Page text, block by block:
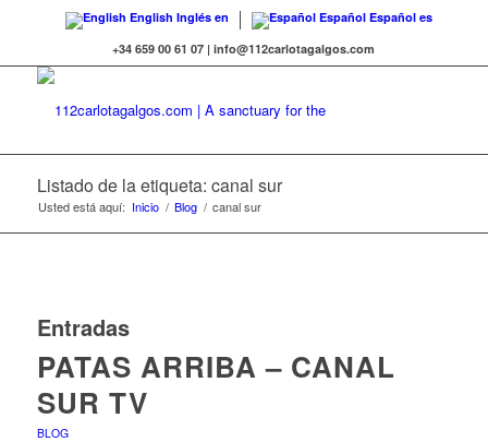
English Inglés en Español Español es
+34 659 00 61 07 | info@112carlotagalgos.com
Listado de la etiqueta: canal sur
Usted está aquí: Inicio / Blog / canal sur
Entradas
PATAS ARRIBA – CANAL
SUR TV
BLOG